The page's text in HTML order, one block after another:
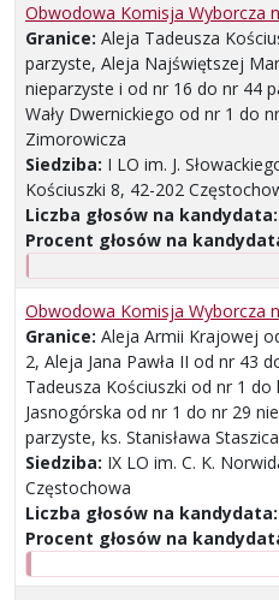
Obwodowa Komisja Wyborcza
Granice: Aleja Tadeusza
parzyste, Aleja Najświętszej
nieparzyste i od nr 16 do nr 44
Wały Dwernickiego od nr 1 do
Zimorowicza
Siedziba: I LO im. J.
Kościuszki 8, 42-202
Liczba głosów na kandydata:
Procent głosów na
Obwodowa Komisja Wyborcza
Granice: Aleja Armii Krajowej
2, Aleja Jana Pawła II od nr 43
Tadeusza Kościuszki od nr 1
Jasnogórska od nr 1 do nr 29
parzyste, ks. Stanisława
Siedziba: IX LO im. C. K.
Częstochowa
Liczba głosów na kandydata:
Procent głosów na